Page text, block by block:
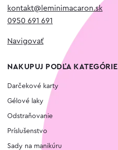
kontakt@leminimacaron.sk
0950 691 691
Navigovať
NAKUPUJ PODĽA KATEGÓRIE
Darčekové karty
Gélové laky
Odstraňovanie
Príslušenstvo
Sady na manikúru